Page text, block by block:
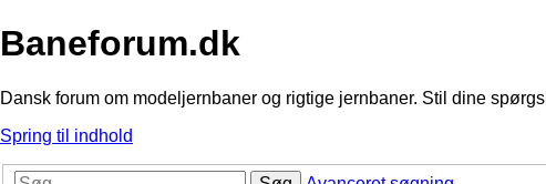
Baneforum.dk
Dansk forum om modeljernbaner og rigtige jernbaner. Stil dine
Spring til indhold